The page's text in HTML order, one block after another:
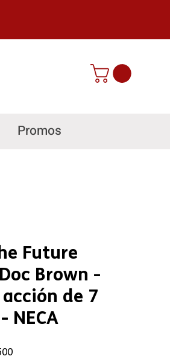
Promos
Future
Brown -
de 7
NECA
Precio de oferta